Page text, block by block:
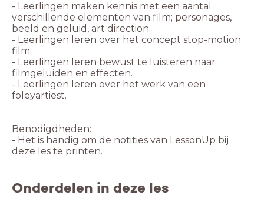
- Leerlingen maken kennis met een aantal
verschillende elementen van film; personages,
beeld en geluid, art direction.
- Leerlingen leren over het concept stop-motion
film.
- Leerlingen leren bewust te luisteren naar
filmgeluiden en effecten.
- Leerlingen leren over het werk van een
foleyartiest.
- Het is handig om de notities van LessonUp bij
deze les te printen.
Onderdelen in deze les